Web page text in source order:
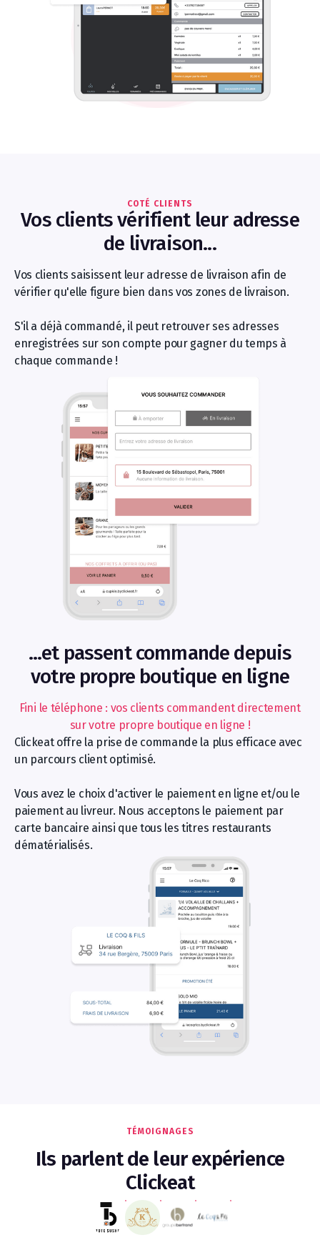
COTÉ CLIENTS
Vos clients vérifient leur adresse
de livraison...
Vos clients saisissent leur adresse de livraison afin de
vérifier qu'elle figure bien dans vos zones de livraison.
S'il a déjà commandé, il peut retrouver ses adresses
enregistrées sur son compte pour gagner du temps à
chaque commande !
...et passent commande depuis
votre propre boutique en ligne
Fini le téléphone : vos clients commandent directement
sur votre propre boutique en ligne !
Clickeat offre la prise de commande la plus efficace avec
un parcours client optimisé.
Vous avez le choix d'activer le paiement en ligne et/ou le
paiement au livreur. Nous acceptons le paiement par
carte bancaire ainsi que tous les titres restaurants
dématérialisés.
TÉMOIGNAGES
Ils parlent de leur expérience
Clickeat